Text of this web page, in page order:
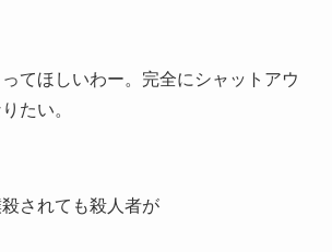
てほしいわー。完全にシャットアウ
たい。
されても殺人者が